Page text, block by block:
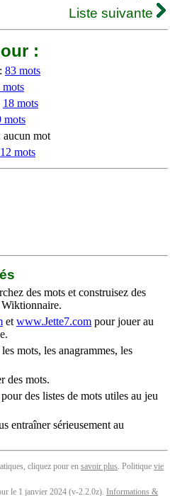
Liste suivante
:
83 mots
mots
18 mots
mots
aucun mot
12 mots
des mots et construisez des
Wiktionnaire.
et www.Jette7.com pour jouer au
mots, les anagrammes, les
des mots.
pour des listes de mots utiles au jeu
entraîner sérieusement au
cliquez pour en savoir plus. Politique vie
le 1 janvier 2024 (v-2.2.0z). Informations &